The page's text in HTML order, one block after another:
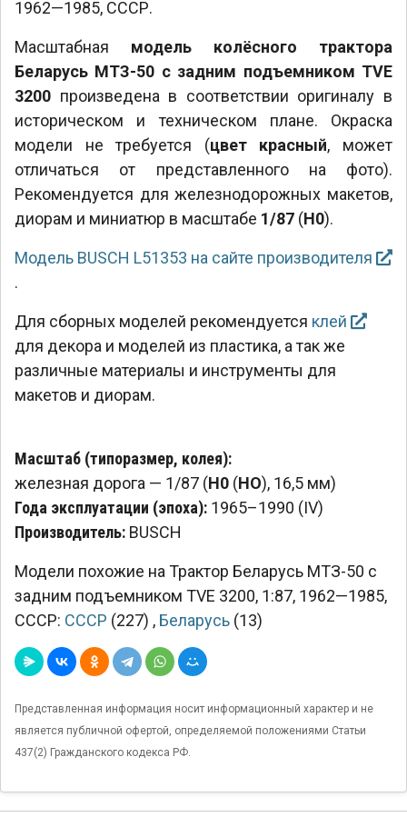
1962—1985, СССР.
Масштабная модель колёсного трактора
Беларусь МТЗ-50 с задним подъемником TVE
3200 произведена в соответствии оригиналу в
историческом и техническом плане. Окраска
модели не требуется (цвет красный, может
отличаться от представленного на фото).
Рекомендуется для железнодорожных макетов,
диорам и миниатюр в масштабе 1/87 (H0).
Модель BUSCH L51353 на сайте производителя
.
Для сборных моделей рекомендуется клей
для декора и моделей из пластика, а так же
различные материалы и инструменты для
макетов и диорам.
Масштаб (типоразмер, колея):
железная дорога — 1/87 (H0 (HO), 16,5 мм)
Года эксплуатации (эпоха): 1965–1990 (IV)
Производитель: BUSCH
Модели похожие на Трактор Беларусь МТЗ-50 с
задним подъемником TVE 3200, 1:87, 1962—1985,
СССР: СССР (227) , Беларусь (13)
Представленная информация носит информационный характер и не
является публичной офертой, определяемой положениями Статьи
437(2) Гражданского кодекса РФ.